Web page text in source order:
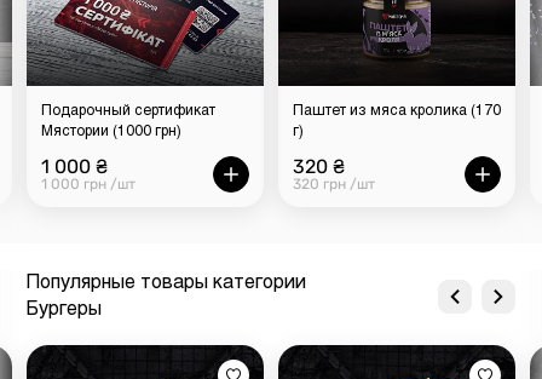
Подарочный сертификат
Мястории (1000 грн)
1 000 ₴
1 000 грн /шт
Паштет из мяса кролика (170
г)
320 ₴
320 грн /шт
Популярные товары категории
Бургеры